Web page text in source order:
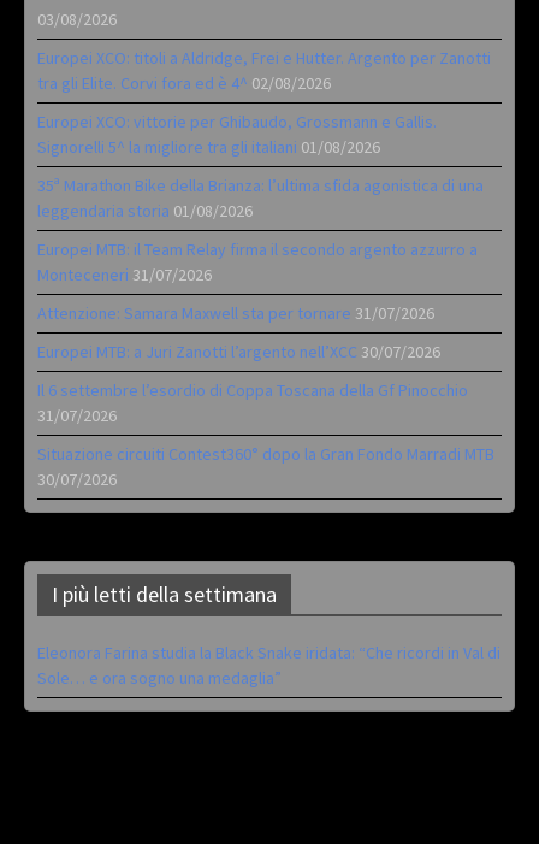
03/08/2026
Europei XCO: titoli a Aldridge, Frei e Hutter. Argento per Zanotti
tra gli Elite. Corvi fora ed è 4^ 02/08/2026
Europei XCO: vittorie per Ghibaudo, Grossmann e Gallis.
Signorelli 5^ la migliore tra gli italiani 01/08/2026
35ª Marathon Bike della Brianza: l’ultima sfida agonistica di una
leggendaria storia 01/08/2026
Europei MTB: il Team Relay firma il secondo argento azzurro a
Monteceneri 31/07/2026
Attenzione: Samara Maxwell sta per tornare 31/07/2026
Europei MTB: a Juri Zanotti l’argento nell’XCC 30/07/2026
Il 6 settembre l’esordio di Coppa Toscana della Gf Pinocchio
31/07/2026
Situazione circuiti Contest360° dopo la Gran Fondo Marradi MTB
30/07/2026
I più letti della settimana
Eleonora Farina studia la Black Snake iridata: “Che ricordi in Val di
Sole… e ora sogno una medaglia”